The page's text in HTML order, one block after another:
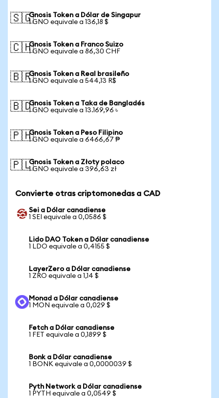
🇸🇬Gnosis Token a Dólar de Singapur
1 GNO equivale a 136,18 $
🇨🇭Gnosis Token a Franco Suizo
1 GNO equivale a 86,30 CHF
🇧🇷Gnosis Token a Real brasileño
1 GNO equivale a 544,13 R$
🇧🇩Gnosis Token a Taka de Bangladés
1 GNO equivale a 13.169,96 ৳
🇵🇭Gnosis Token a Peso Filipino
1 GNO equivale a 6466,67 ₱
🇵🇱Gnosis Token a Złoty polaco
1 GNO equivale a 396,63 zł
Convierte otras criptomonedas a CAD
Sei a Dólar canadiense
1 SEI equivale a 0,0586 $
Lido DAO Token a Dólar canadiense
1 LDO equivale a 0,4155 $
LayerZero a Dólar canadiense
1 ZRO equivale a 1,14 $
Monad a Dólar canadiense
1 MON equivale a 0,029 $
Fetch a Dólar canadiense
1 FET equivale a 0,1899 $
Bonk a Dólar canadiense
1 BONK equivale a 0,0000039 $
Pyth Network a Dólar canadiense
1 PYTH equivale a 0,0549 $